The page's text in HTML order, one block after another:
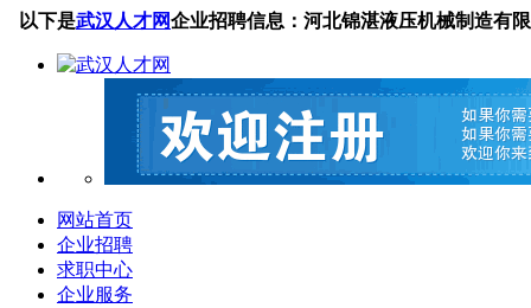
以下是武汉人才网企业招聘信息：河北锦湛液压机械制造有
网站首页
企业招聘
求职中心
企业服务